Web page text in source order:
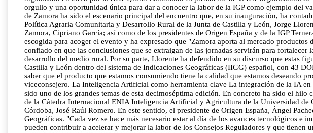
orgullo y una oportunidad única para dar a conocer la labor de la IGP como ejemplo del
de Zamora ha sido el escenario principal del encuentro que, en su inauguración, ha
Política Agraria Comunitaria y Desarrollo Rural de la Junta de Castilla y León, Jorge
Zamora, Cipriano García; así como de los presidentes de Origen España y de la IGP
escogida para acoger el evento y ha expresado que "Zamora aporta al mercado
confiado en que las conclusiones que se extraigan de las jornadas servirán para
desarrollo del medio rural. Por su parte, Llorente ha defendido en su discurso que estas
Castilla y León dentro del sistema de Indicaciones Geográficas (IIGG) español, con 43
saber que el producto que estamos consumiendo tiene la calidad que estamos deseando
viceconsejero. La Inteligencia Artificial como herramienta clave La integración de la IA
sido uno de los grandes temas de esta decimoséptima edición. En concreto ha sido el
de la Cátedra Internacional ENIA Inteligencia Artificial y Agricultura de la Universidad
Córdoba, José Raúl Romero. En este sentido, el presidente de Origen España, Ángel
Geográficas. "Cada vez se hace más necesario estar al día de los avances tecnológicos e
pueden contribuir a acelerar y mejorar la labor de los Consejos Reguladores y que tienen